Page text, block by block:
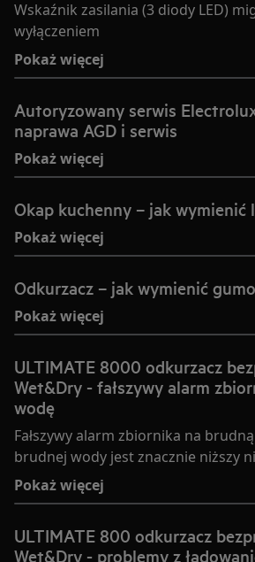
Wskaźnik zasilania (3 diody LED)
wyłączeniem
Pokaż więcej
Autoryzowany serwis
naprawa AGD i serwis
Pokaż więcej
Okap kuchenny – jak wymienić
Pokaż więcej
Odkurzacz – jak wymienić
Pokaż więcej
ULTIMATE 8000 odkurzacz
Wet&Dry - fałszywy alarm
wodę
Fałszywy alarm zbiornika na
brudnej wody jest znacznie niższy
Pokaż więcej
ULTIMATE 800 odkurzacz
Wet&Dry - problemy z